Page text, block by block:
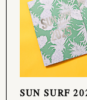
SUN SURF